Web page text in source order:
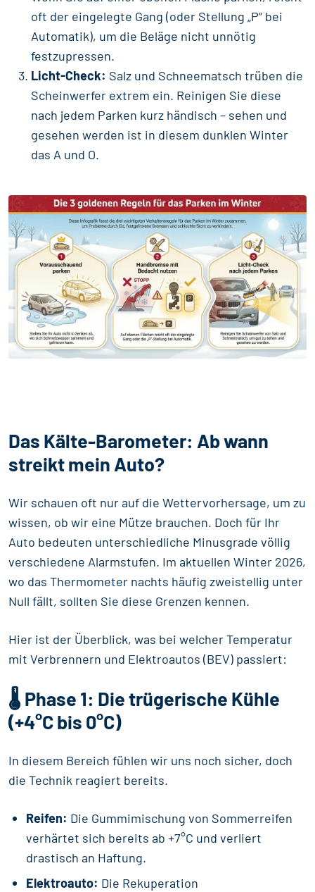
oft der eingelegte Gang (oder Stellung „P“ bei
Automatik), um die Beläge nicht unnötig
festzupressen.
Licht-Check: Salz und Schneematsch trüben die
Scheinwerfer extrem ein. Reinigen Sie diese
nach jedem Parken kurz händisch – sehen und
gesehen werden ist in diesem dunklen Winter
das A und O.
Das Kälte-Barometer: Ab wann
streikt mein Auto?
Wir schauen oft nur auf die Wettervorhersage, um zu
wissen, ob wir eine Mütze brauchen. Doch für Ihr
Auto bedeuten unterschiedliche Minusgrade völlig
verschiedene Alarmstufen. Im aktuellen Winter 2026,
wo das Thermometer nachts häufig zweistellig unter
Null fällt, sollten Sie diese Grenzen kennen.
Hier ist der Überblick, was bei welcher Temperatur
mit Verbrennern und Elektroautos (BEV) passiert:
🌡️ Phase 1: Die trügerische Kühle
(+4°C bis 0°C)
In diesem Bereich fühlen wir uns noch sicher, doch
die Technik reagiert bereits.
Reifen: Die Gummimischung von Sommerreifen
verhärtet sich bereits ab +7°C und verliert
drastisch an Haftung.
Elektroauto: Die Rekuperation